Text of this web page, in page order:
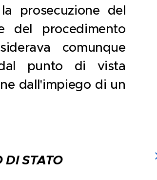
prosecuzione del
del procedimento
comunque
punto di vista
dall'impiego di un
DI STATO